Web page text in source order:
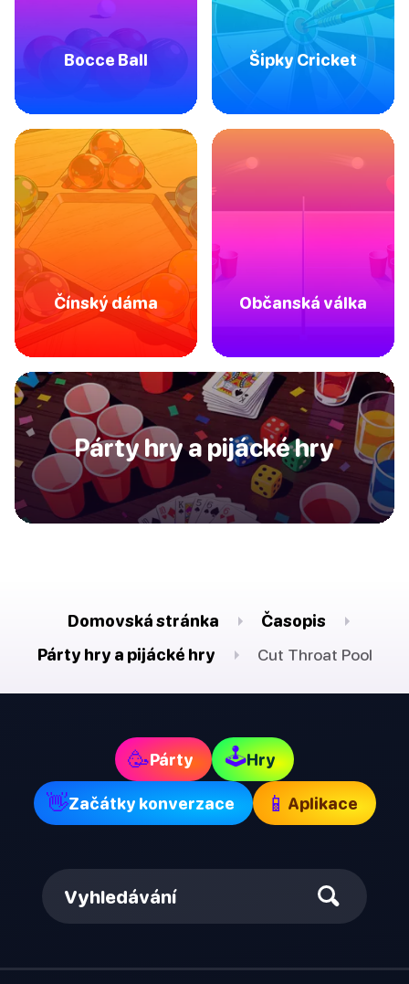
Bocce Ball Šipky Cricket
Čínský dáma Občanská válka
Párty hry a pijácké hry
Domovská stránka
Časopis
Párty hry a pijácké hry
Cut Throat Pool
🥳Párty 🕹Hry
👋Začátky konverzace 📱 Aplikace
Vyhledávání